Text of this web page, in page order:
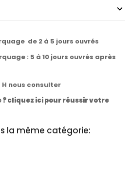
de 2 à 5 jours ouvrés
: 5 à 10 jours ouvrés après
nous consulter
? cliquez ici pour réussir votre
la même catégorie: